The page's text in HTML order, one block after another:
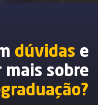
dúvidas e
mais sobre